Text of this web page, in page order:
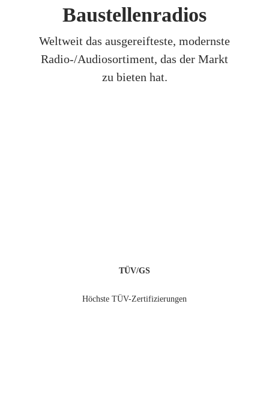
Baustellenradios
Weltweit das ausgereifteste, modernste
Radio-/Audiosortiment, das der Markt
zu bieten hat.
TÜV/GS
Höchste TÜV-Zertifizierungen